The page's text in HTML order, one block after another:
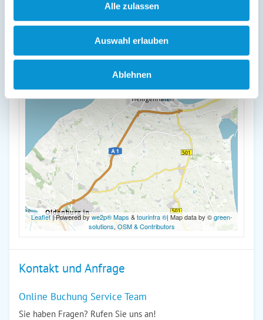
Alle zulassen
Auswahl erlauben
Ablehnen
Leaflet| Powered bywe2p® Maps &tourinfra ®| Map data by ©green-
solutions,OSM & Contributors
Kontakt und Anfrage
Online Buchung Service Team
Sie haben Fragen? Rufen Sie uns an!